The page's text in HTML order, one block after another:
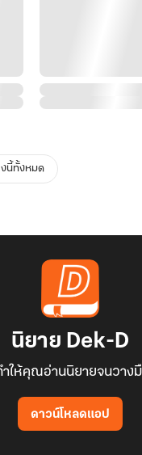
ดมนุษย์ แต่กลับตอบรับสตรี
อะไรที่ท้าทายและอันตราย ยิ่
นี้ทั้งหมด
นิยาย Dek-D
ให้คุณอ่านนิยายจนวาง
ดาวน์โหลดแอป